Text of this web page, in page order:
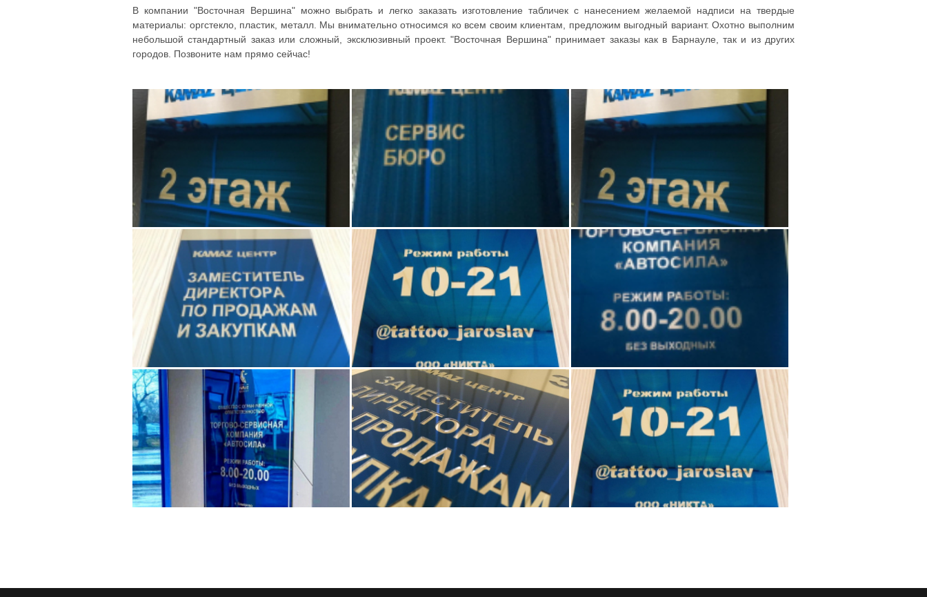
В компании "Восточная Вершина" можно выбрать и легко заказать изготовление табличек с нанесением желаемой надписи на твердые
материалы: оргстекло, пластик, металл. Мы внимательно относимся ко всем своим клиентам, предложим выгодный вариант. Охотно выполним
небольшой стандартный заказ или сложный, эксклюзивный проект. "Восточная Вершина" принимает заказы как в Барнауле, так и из других
городов. Позвоните нам прямо сейчас!